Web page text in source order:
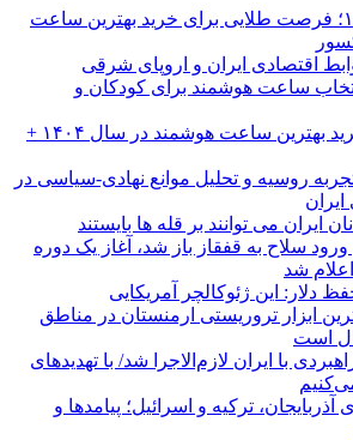
بلک فرایدی ۱۴۰۴؛ فرصت طلایی برای خرید بهترین ساعت
اقتصادی ایران و اروپای شرقی
ساعت هوشمند برای کودکان و
راهنمای نهایی خرید بهترین ساعت هوشمند در سال ۱۴۰۴ +
روسیه و تحلیل موانع نهادی-سیاسی در
ایران می توانند بر قله ها بایستند
سلاح به قفقاز باز شد، آغاز یک دوره
شد
دلار: این ژئوکالچر آمریکایی
ابزار تروریستی ارمنستان در مناطق
است
با ایران لازم‌الاجرا شد/ با تهدیدهای
ترکیه و اسرائیل؛ پیامدها و